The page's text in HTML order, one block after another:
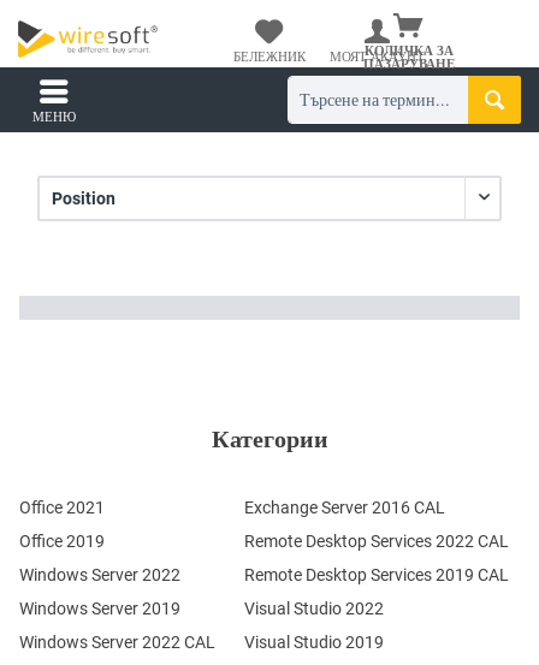
КОЛИЧКА ЗА
ПАЗАРУВАНЕ
БЕЛЕЖНИК МОЯТ АКАУНТ
МЕНЮ
Категории
Office 2021
Office 2019
Windows Server 2022
Windows Server 2019
Windows Server 2022 CAL
Remote Desktop Services 2022 CAL
Remote Desktop Services 2019 CAL
Exchange Server 2016 CAL
Visual Studio 2022
Visual Studio 2019